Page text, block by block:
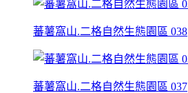
蕃薯窩山.二格自然生態園區 038
蕃薯窩山.二格自然生態園區 037